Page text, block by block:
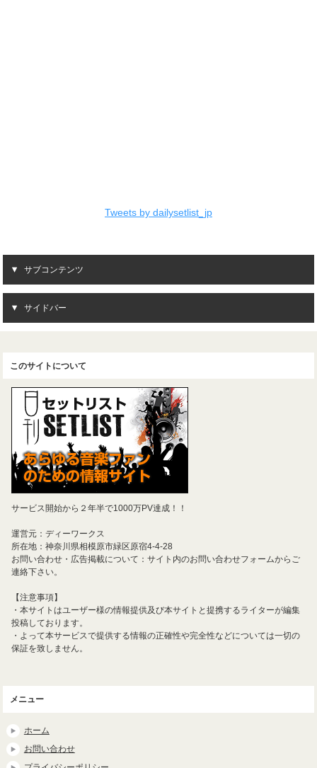
Tweets by dailysetlist_jp
サブコンテンツ
サイドバー
このサイトについて
サービス開始から２年半で1000万PV達成！！
運営元：ディーワークス
所在地：神奈川県相模原市緑区原宿4-4-28
お問い合わせ・広告掲載について：サイト内のお問い合わせフォームからご
連絡下さい。
【注意事項】
・本サイトはユーザー様の情報提供及び本サイトと提携するライターが編集
投稿しております。
・よって本サービスで提供する情報の正確性や完全性などについては一切の
保証を致しません。
メニュー
ホーム
お問い合わせ